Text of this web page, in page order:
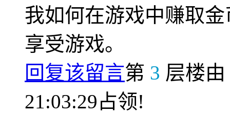
我如何在游戏中赚取
享受游戏。
回复该留言第 3 层楼由
21:03:29占领!